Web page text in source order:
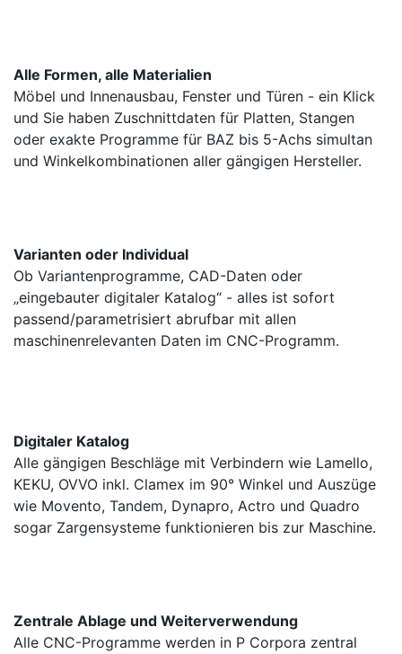
Alle Formen, alle Materialien
Möbel und Innenausbau, Fenster und Türen - ein Klick
und Sie haben Zuschnittdaten für Platten, Stangen
oder exakte Programme für BAZ bis 5-Achs simultan
und Winkelkombinationen aller gängigen Hersteller.
Varianten oder Individual
Ob Variantenprogramme, CAD-Daten oder
„eingebauter digitaler Katalog“ - alles ist sofort
passend/parametrisiert abrufbar mit allen
maschinenrelevanten Daten im CNC-Programm.
Digitaler Katalog
Alle gängigen Beschläge mit Verbindern wie Lamello,
KEKU, OVVO inkl. Clamex im 90° Winkel und Auszüge
wie Movento, Tandem, Dynapro, Actro und Quadro
sogar Zargensysteme funktionieren bis zur Maschine.
Zentrale Ablage und Weiterverwendung
Alle CNC-Programme werden in P Corpora zentral